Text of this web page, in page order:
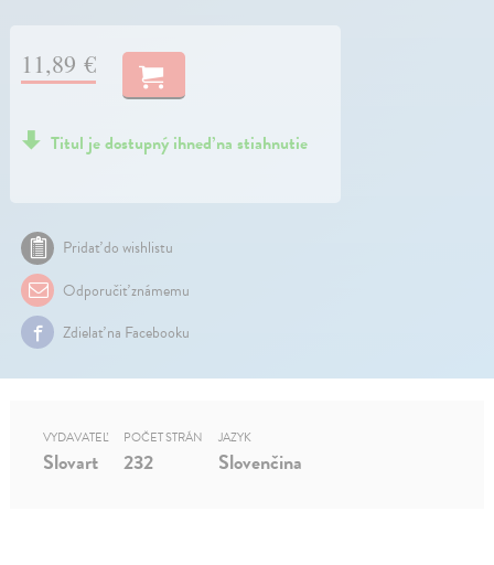
11,89 €
Titul je dostupný ihneď na stiahnutie
Pridať do wishlistu
Odporučiť známemu
Zdielať na Facebooku
VYDAVATEĽ
Slovart
POČET STRÁN
232
JAZYK
Slovenčina